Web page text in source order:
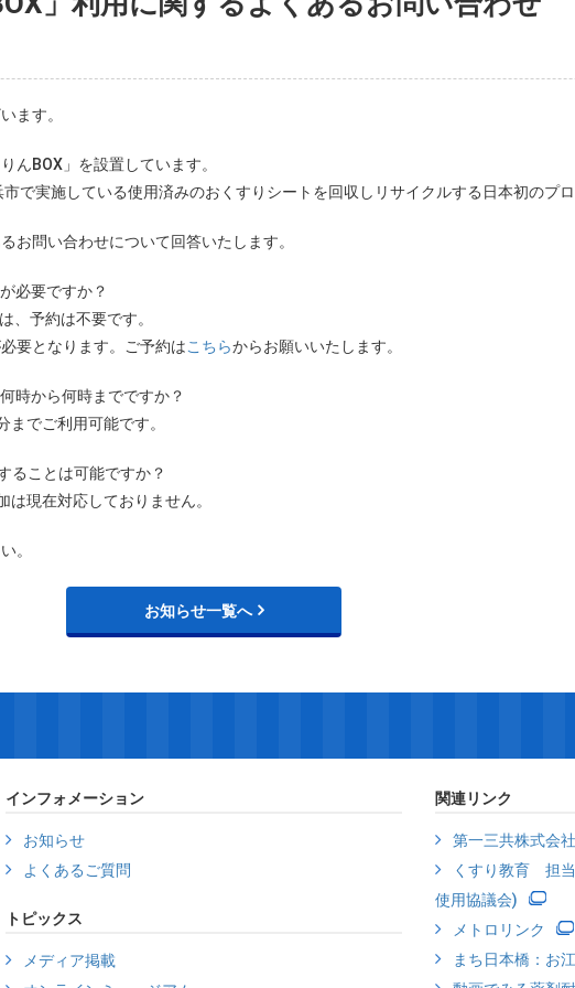
ます。
んBOX」を設置しています。
で実施している使用済みのおくすりシートを回収しリサイクルする日本初のプロ
お問い合わせについて回答いたします。
必要ですか？
、予約は不要です。
要となります。ご予約はこちらからお願いいたします。
時から何時までですか？
でご利用可能です。
ることは可能ですか？
現在対応しておりません。
。
お知らせ一覧へ
インフォメーション
お知らせ
よくあるご質問
トピックス
メディア掲載
関連リンク
第一三共株式会社
くすり教育 担
使用協議会)
メトロリンク
まち日本橋：お